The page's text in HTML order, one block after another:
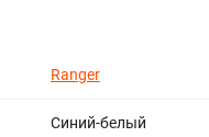
Ranger
Синий-белый